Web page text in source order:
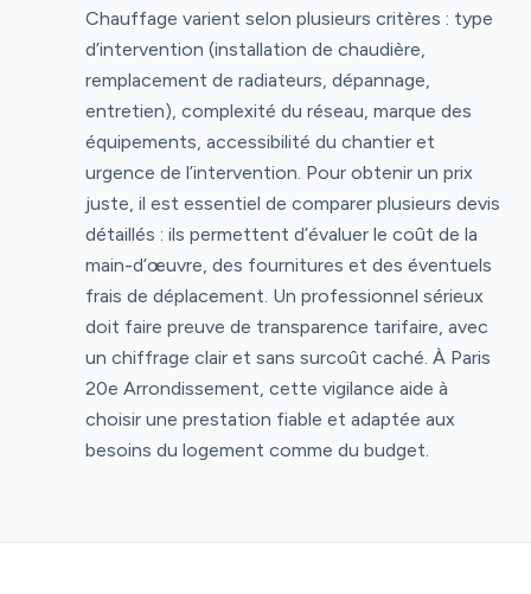
Chauffage varient selon plusieurs critères : type
d’intervention (installation de chaudière,
remplacement de radiateurs, dépannage,
entretien), complexité du réseau, marque des
équipements, accessibilité du chantier et
urgence de l’intervention. Pour obtenir un prix
juste, il est essentiel de comparer plusieurs devis
détaillés : ils permettent d’évaluer le coût de la
main-d’œuvre, des fournitures et des éventuels
frais de déplacement. Un professionnel sérieux
doit faire preuve de transparence tarifaire, avec
un chiffrage clair et sans surcoût caché. À Paris
20e Arrondissement, cette vigilance aide à
choisir une prestation fiable et adaptée aux
besoins du logement comme du budget.